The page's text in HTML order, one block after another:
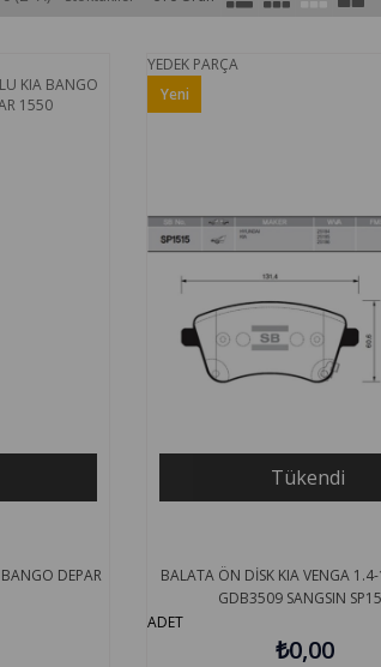
DEPAR
YEDEK PARÇA
Tükendi
BALATA ÖN DİSK KIA VENGA
GDB3509 SANGSIN
ADET
₺0,00
Yeni